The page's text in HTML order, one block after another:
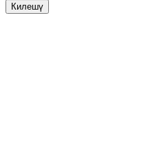
Килешү